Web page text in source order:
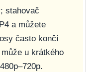
stahovač
a můžete
často končí
u krátkého